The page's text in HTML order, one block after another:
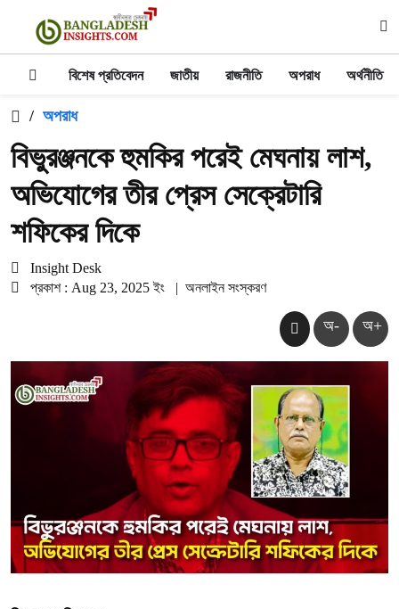
বিশেষ প্রতিবেদন জাতীয় রাজনীতি অপরাধ অর্থনীতি
/ অপরাধ
বিভুরঞ্জনকে হুমকির পরেই মেঘনায় লাশ,
অভিযোগের তীর প্রেস সেক্রেটারি
শফিকের দিকে
Insight Desk
প্রকাশ : Aug 23, 2025 ইং
| অনলাইন সংস্করণ
অ- অ+